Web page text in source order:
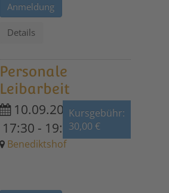
Anmeldung
Details
Personale
Leibarbeit
10.09.2026
17:30 - 19:30
Benediktshof
Kursgebühr:
30,00 €